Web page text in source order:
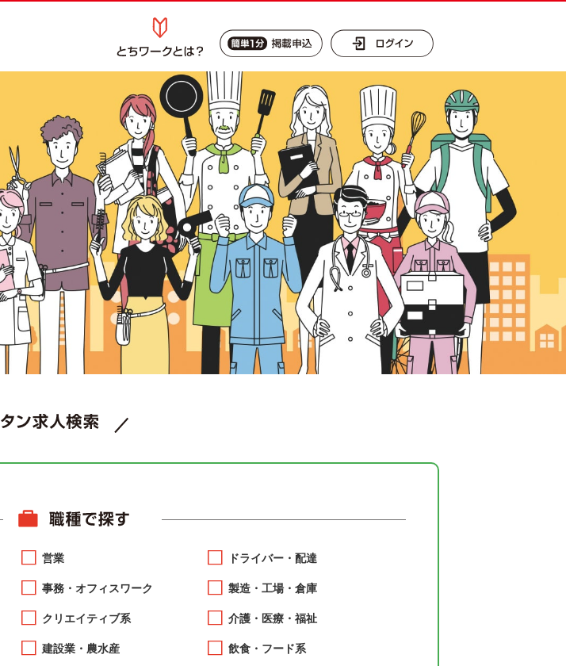
営業
事務・オフィスワーク
クリエイティブ系
建設業・農水産
ドライバー・配達
製造・工場・倉庫
介護・医療・福祉
飲食・フード系